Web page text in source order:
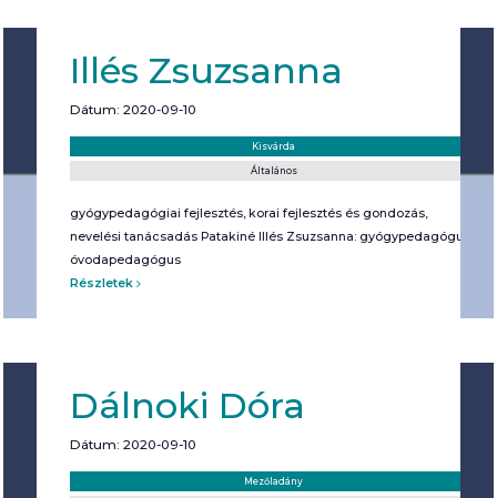
Illés Zsuzsanna
Dátum: 2020-09-10
Kisvárda
Általános
gyógypedagógiai fejlesztés, korai fejlesztés és gondozás,
nevelési tanácsadás Patakiné Illés Zsuzsanna: gyógypedagógus,
óvodapedagógus
Részletek
Dálnoki Dóra
Dátum: 2020-09-10
Mezőladány